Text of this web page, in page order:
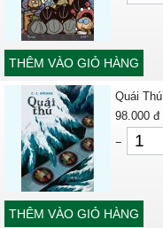
THÊM VÀO GIỎ HÀNG
Quái Thú
98.000 đ
−
THÊM VÀO GIỎ HÀNG